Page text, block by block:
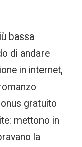
bassa
di andare
in internet,
gratuito
mettono in
la